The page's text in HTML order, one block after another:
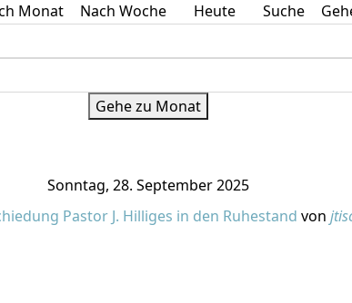
Monat Nach Woche Heute Suche
Gehe zu Monat
Sonntag, 28. September 2025
Pastor J. Hilliges in den Ruhestand von